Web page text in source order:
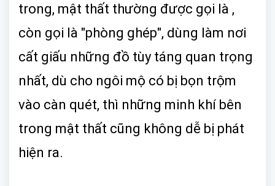
trong, mật thất thường được gọi là ,
còn gọi là "phòng ghép", dùng làm nơi
cất giấu những đồ tùy táng quan trọng
nhất, dù cho ngôi mộ có bị bọn trộm
vào càn quét, thì những minh khí bên
trong mật thất cũng không dễ bị phát
hiện ra.